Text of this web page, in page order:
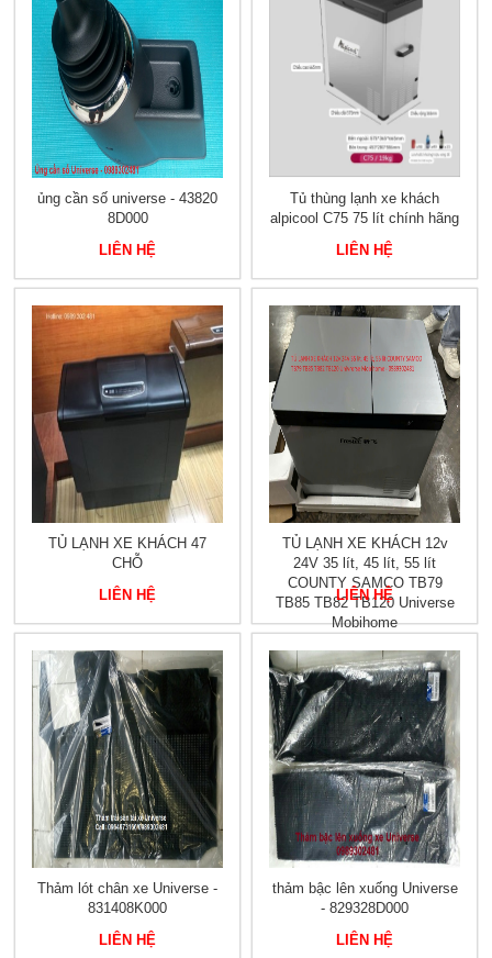
ủng cần số universe - 43820
8D000
LIÊN HỆ
Tủ thùng lạnh xe khách
alpicool C75 75 lít chính hãng
LIÊN HỆ
TỦ LẠNH XE KHÁCH 47
CHỖ
LIÊN HỆ
TỦ LẠNH XE KHÁCH 12v
24V 35 lít, 45 lít, 55 lít
COUNTY SAMCO TB79
TB85 TB82 TB120 Universe
Mobihome
LIÊN HỆ
Thảm lót chân xe Universe -
831408K000
LIÊN HỆ
thảm bậc lên xuống Universe
- 829328D000
LIÊN HỆ